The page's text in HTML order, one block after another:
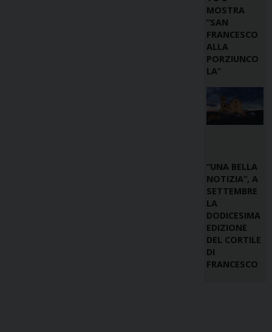
MOSTRA
“SAN
FRANCESCO
ALLA
PORZIUNCO
LA”
“UNA BELLA
NOTIZIA”, A
SETTEMBRE
LA
DODICESIMA
EDIZIONE
DEL CORTILE
DI
FRANCESCO